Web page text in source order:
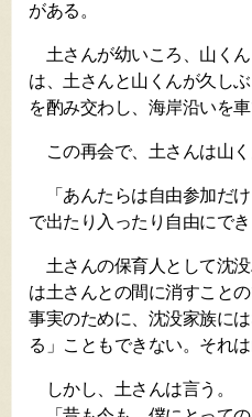
がある。
土さんが幼いころ、山く
は、土さんと山くんが久し
を酌み交わし、海岸沿いを
この再会で、土さんは山
「あんたらは自由参加だ
で出たり入ったり自由にで
土さんの保育人として沈
は土さんとの間に消すこと
事実のために、沈没家族に
る」こともできない。それ
しかし、土さんは言う。